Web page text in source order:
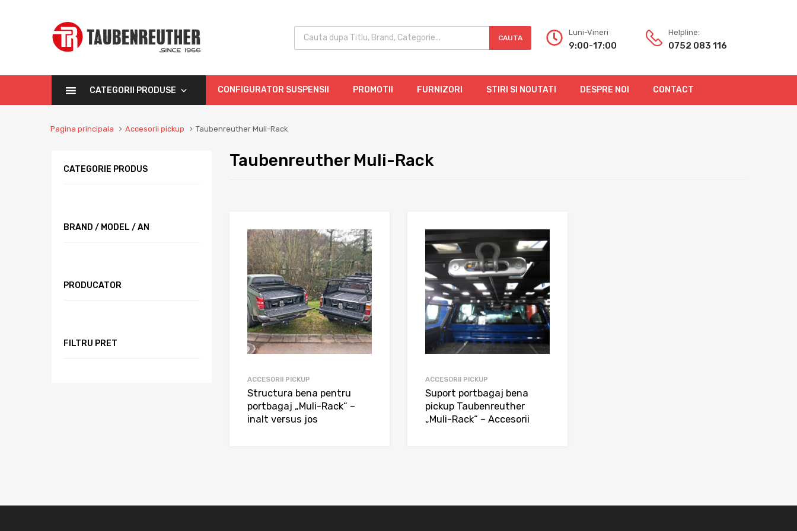
CAUTA
Luni-Vineri
9:00-17:00
Helpline:
0752 083 116
CATEGORII PRODUSE CONFIGURATOR SUSPENSII PROMOTII FURNIZORI STIRI SI NOUTATI DESPRE NOI CONTACT
Pagina principala Accesorii pickup Taubenreuther Muli-Rack
Taubenreuther Muli-Rack
ACCESORII PICKUP
Structura bena pentru
portbagaj „Muli-Rack“ –
inalt versus jos
ACCESORII PICKUP
Suport portbagaj bena
pickup Taubenreuther
„Muli-Rack“ – Accesorii
CATEGORIE PRODUS
BRAND / MODEL / AN
PRODUCATOR
FILTRU PRET